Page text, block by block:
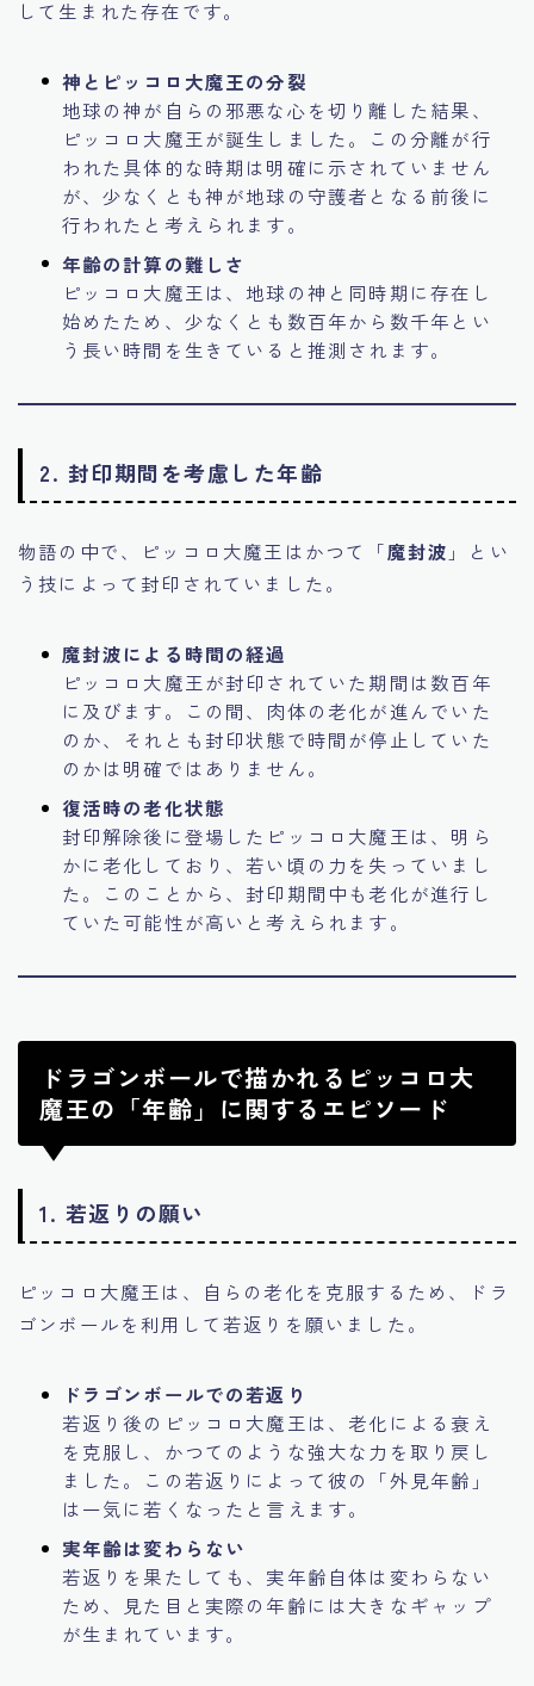
して生まれた存在です。
神とピッコロ大魔王の分裂
地球の神が自らの邪悪な心を切り離した結果、
ピッコロ大魔王が誕生しました。この分離が行
われた具体的な時期は明確に示されていません
が、少なくとも神が地球の守護者となる前後に
行われたと考えられます。
年齢の計算の難しさ
ピッコロ大魔王は、地球の神と同時期に存在し
始めたため、少なくとも数百年から数千年とい
う長い時間を生きていると推測されます。
2. 封印期間を考慮した年齢
物語の中で、ピッコロ大魔王はかつて「魔封波 」とい
う技によって封印されていました。
魔封波による時間の経過
ピッコロ大魔王が封印されていた期間は数百年
に及びます。この間、肉体の老化が進んでいた
のか、それとも封印状態で時間が停止していた
のかは明確ではありません。
復活時の老化状態
封印解除後に登場したピッコロ大魔王は、明ら
かに老化しており、若い頃の力を失っていまし
た。このことから、封印期間中も老化が進行し
ていた可能性が高いと考えられます。
ドラゴンボールで描かれるピッコロ大
魔王の「年齢」に関するエピソード
1. 若返りの願い
ピッコロ大魔王は、自らの老化を克服するため、ドラ
ゴンボールを利用して若返りを願いました。
ドラゴンボールでの若返り
若返り後のピッコロ大魔王は、老化による衰え
を克服し、かつてのような強大な力を取り戻し
ました。この若返りによって彼の「外見年齢」
は一気に若くなったと言えます。
実年齢は変わらない
若返りを果たしても、実年齢自体は変わらない
ため、見た目と実際の年齢には大きなギャップ
が生まれています。